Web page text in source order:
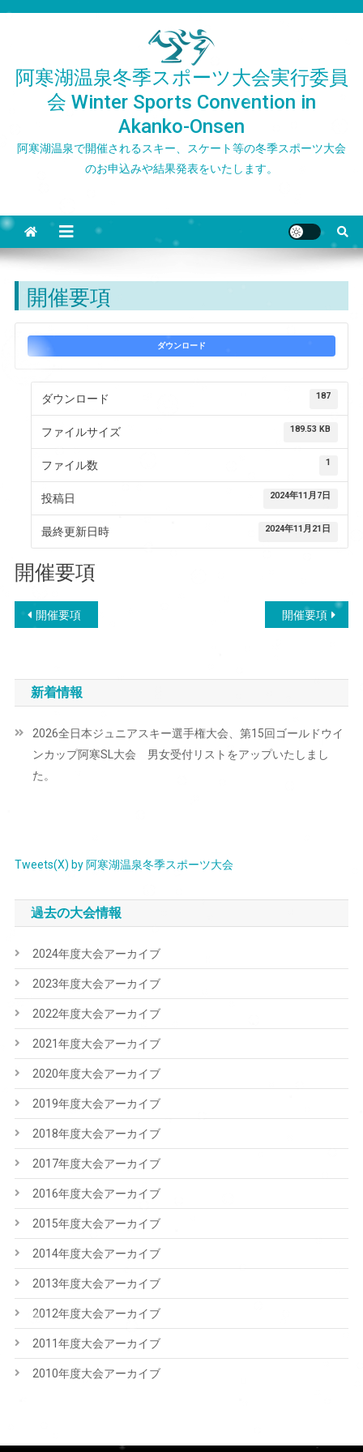
阿寒湖温泉冬季スポーツ大会実行委員
会 Winter Sports Convention in
Akanko-Onsen
阿寒湖温泉で開催されるスキー、スケート等の冬季スポーツ大会
のお申込みや結果発表をいたします。
開催要項
ダウンロード
ダウンロード 187
ファイルサイズ 189.53 KB
ファイル数 1
投稿日 2024年11月7日
最終更新日時 2024年11月21日
開催要項
投
ナ
ビ
ゲ
ー
ン
開催要項 開催要項
新着情報
2026全日本ジュニアスキー選手権大会、第15回ゴールドウイ
ンカップ阿寒SL大会 男女受付リストをアップいたしまし
た。
Tweets(X) by 阿寒湖温泉冬季スポーツ大会
過去の大会情報
2024年度大会アーカイブ
2023年度大会アーカイブ
2022年度大会アーカイブ
2021年度大会アーカイブ
2020年度大会アーカイブ
2019年度大会アーカイブ
2018年度大会アーカイブ
2017年度大会アーカイブ
2016年度大会アーカイブ
2015年度大会アーカイブ
2014年度大会アーカイブ
2013年度大会アーカイブ
2012年度大会アーカイブ
2011年度大会アーカイブ
2010年度大会アーカイブ